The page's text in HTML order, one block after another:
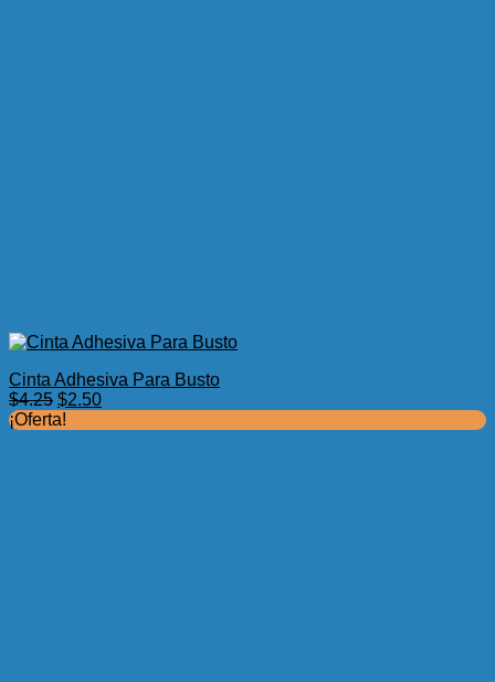
Cinta Adhesiva Para Busto
$4.25 El
precio
$2.50El
¡Oferta!